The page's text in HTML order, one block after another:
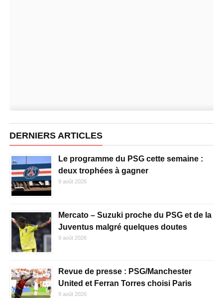
DERNIERS ARTICLES
Le programme du PSG cette semaine :
deux trophées à gagner
9 août 2026
Mercato – Suzuki proche du PSG et de la
Juventus malgré quelques doutes
9 août 2026
Revue de presse : PSG/Manchester
United et Ferran Torres choisi Paris
9 août 2026